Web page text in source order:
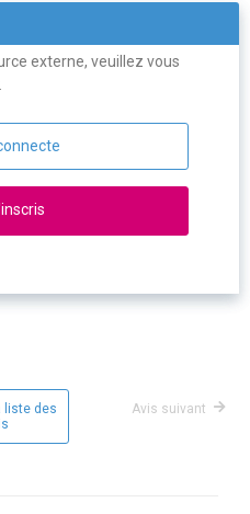
externe, veuillez vous
liste des
Avis suivant